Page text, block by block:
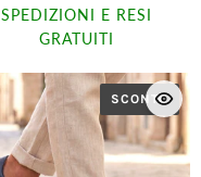
SPEDIZIONI E RESI
GRATUITI
SCONTO